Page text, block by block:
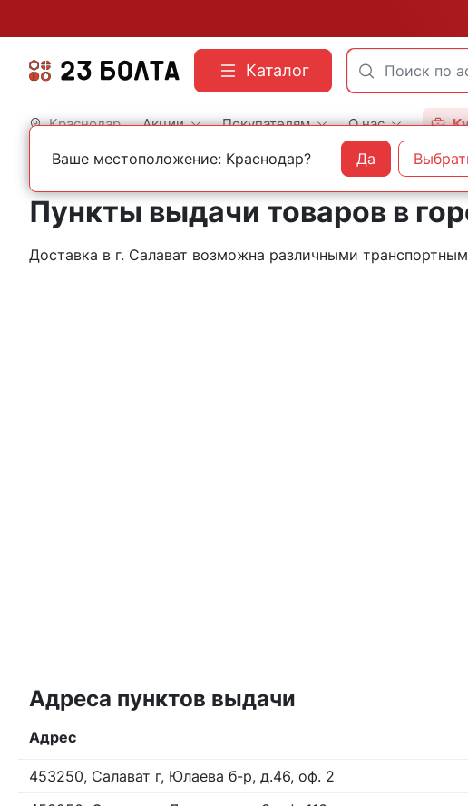
Каталог
Краснодар Акции Покупателям О нас
Главная Контакты Салават
Пункты выдачи товаров в
Доставка в г. Салават возможна различными
Адреса пунктов выдачи
Адрес
453250, Салават г, Юлаева б-р, д.46, оф. 2
Ваше местоположение: Краснодар? Да